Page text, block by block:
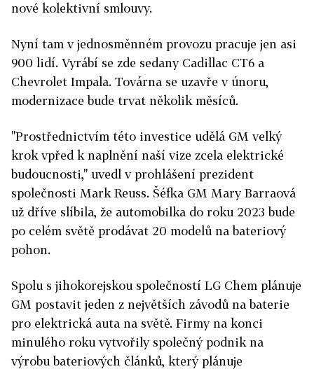
nové kolektivní smlouvy.
Nyní tam v jednosměnném provozu pracuje jen asi
900 lidí. Vyrábí se zde sedany Cadillac CT6 a
Chevrolet Impala. Továrna se uzavře v únoru,
modernizace bude trvat několik měsíců.
"Prostřednictvím této investice udělá GM velký
krok vpřed k naplnění naší vize zcela elektrické
budoucnosti," uvedl v prohlášení prezident
společnosti Mark Reuss. Šéfka GM Mary Barraová
už dříve slíbila, že automobilka do roku 2023 bude
po celém světě prodávat 20 modelů na bateriový
pohon.
Spolu s jihokorejskou společností LG Chem plánuje
GM postavit jeden z největších závodů na baterie
pro elektrická auta na světě. Firmy na konci
minulého roku vytvořily společný podnik na
výrobu bateriových článků, který plánuje